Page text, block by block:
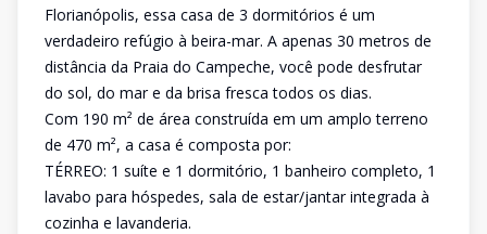
Florianópolis, essa casa de 3 dormitórios é um
verdadeiro refúgio à beira-mar. A apenas 30 metros de
distância da Praia do Campeche, você pode desfrutar
do sol, do mar e da brisa fresca todos os dias.
Com 190 m² de área construída em um amplo terreno
de 470 m², a casa é composta por:
TÉRREO: 1 suíte e 1 dormitório, 1 banheiro completo, 1
lavabo para hóspedes, sala de estar/jantar integrada à
cozinha e lavanderia.